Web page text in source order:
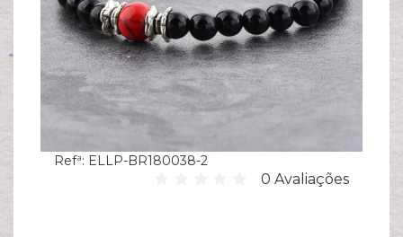
Refª: ELLP-BR180038-2
0 Avaliações